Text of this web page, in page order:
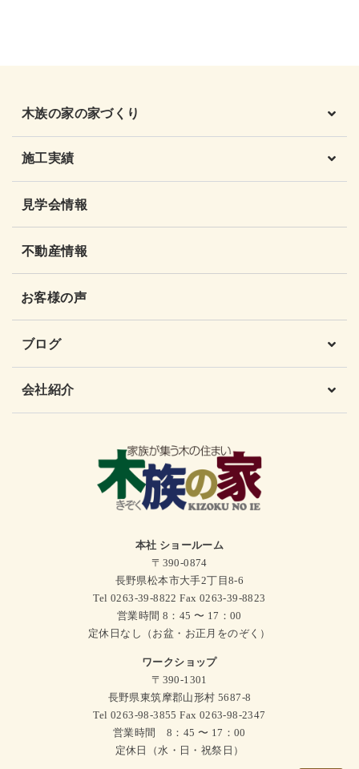
木族の家の家づくり
施工実績
見学会情報
不動産情報
お客様の声
ブログ
会社紹介
本社 ショールーム
〒390-0874
長野県松本市大手2丁目8-6
Tel 0263-39-8822 Fax 0263-39-8823
営業時間 8：45 〜 17：00
定休日なし（お盆・お正月をのぞく）
ワークショップ
〒390-1301
長野県東筑摩郡山形村 5687-8
Tel 0263-98-3855 Fax 0263-98-2347
営業時間 8：45 〜 17：00
定休日（水・日・祝祭日）